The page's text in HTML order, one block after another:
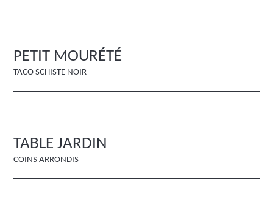
PETIT MOURÉTÉ
TACO SCHISTE NOIR
TABLE JARDIN
COINS ARRONDIS